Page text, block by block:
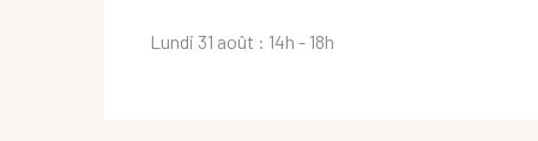
Lundi 31 août : 14h - 18h